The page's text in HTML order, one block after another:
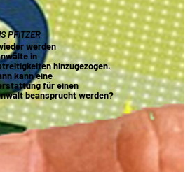
PFITZER
werden
in
hinzugezogen.
kann eine
für einen
beansprucht werden?